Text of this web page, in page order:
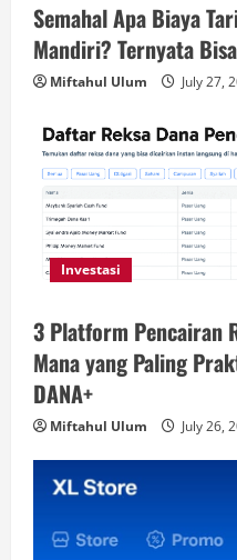
Semahal Apa Biaya
Mandiri? Ternyata
Miftahul Ulum July 27,
Investasi
3 Platform Pencairan
Mana yang Paling
DANA+
Miftahul Ulum July 26,